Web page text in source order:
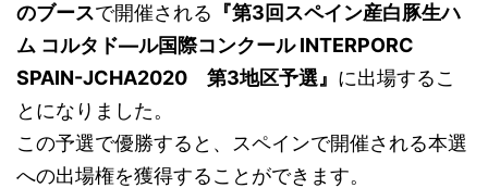
のブースで開催される 『第3回スペイン産白豚生ハ
ム コルタド―ル国際コンクール INTERPORC
SPAIN-JCHA2020 第3地区予選』 に出場するこ
とになりました。
この予選で優勝すると、スペインで開催される本選
への出場権を獲得することができます。